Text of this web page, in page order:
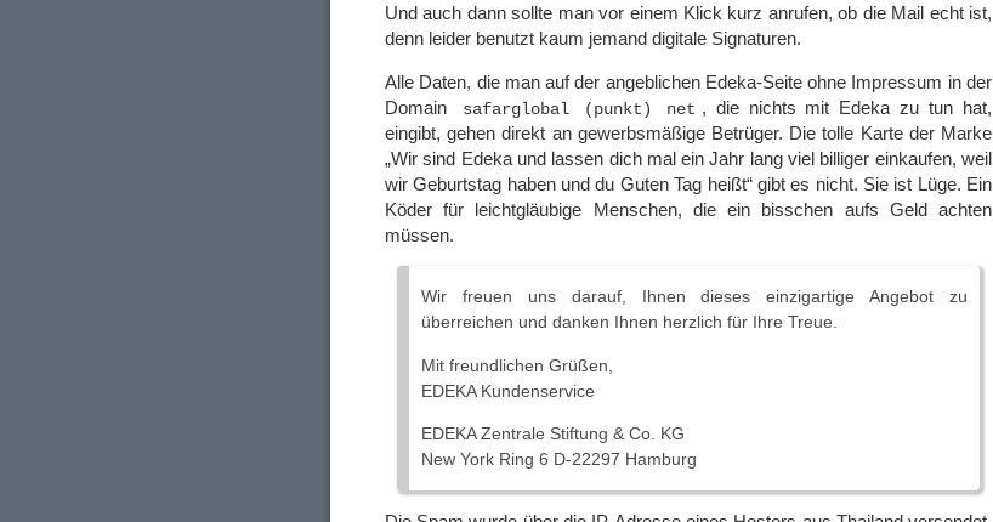
Und auch dann sollte man vor einem Klick kurz anrufen, ob die Mail echt ist,
denn leider benutzt kaum jemand digitale Signaturen.
Alle Daten, die man auf der angeblichen Edeka-Seite ohne Impressum in der
Domain
safarglobal (punkt) net , die nichts mit Edeka zu tun hat,
eingibt, gehen direkt an gewerbsmäßige Betrüger. Die tolle Karte der Marke
„Wir sind Edeka und lassen dich mal ein Jahr lang viel billiger einkaufen, weil
wir Geburtstag haben und du Guten Tag heißt“ gibt es nicht. Sie ist Lüge. Ein
Köder für leichtgläubige Menschen, die ein bisschen aufs Geld achten
müssen.
Wir freuen uns darauf, Ihnen dieses einzigartige Angebot zu
überreichen und danken Ihnen herzlich für Ihre Treue.
Mit freundlichen Grüßen,
EDEKA Kundenservice
EDEKA Zentrale Stiftung & Co. KG
New York Ring 6 D-22297 Hamburg